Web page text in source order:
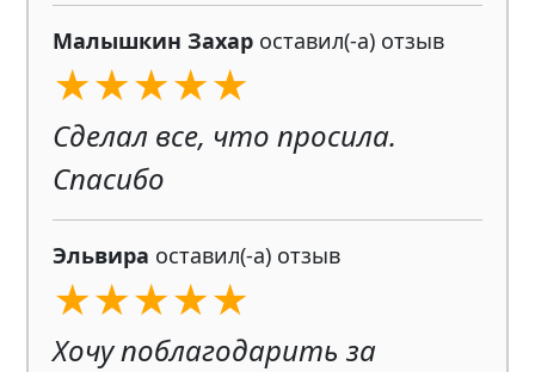
Малышкин Захар оставил(-а) отзыв
★★★★★
Сделал все, что просила.
Спасибо
Эльвира оставил(-а) отзыв
★★★★★
Хочу поблагодарить за